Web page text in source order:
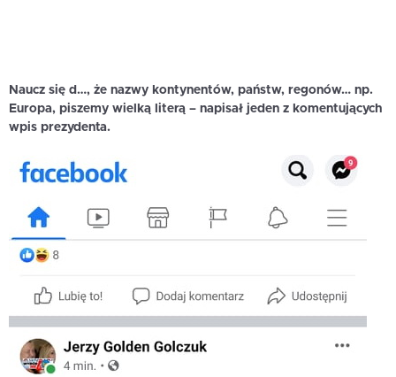
Naucz się d…, że nazwy kontynentów, państw, regonów… np.
Europa, piszemy wielką literą – napisał jeden z komentujących
wpis prezydenta.